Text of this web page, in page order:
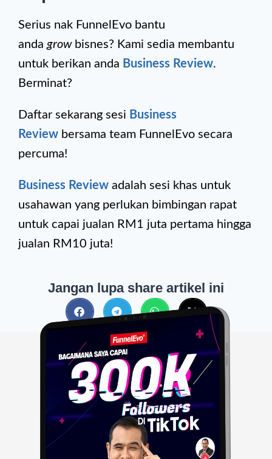
Serius nak FunnelEvo bantu
anda grow bisnes? Kami sedia membantu
untuk berikan anda Business Review.
Berminat?
Daftar sekarang sesi Business
Review bersama team FunnelEvo secara
percuma!
Business Review adalah sesi khas untuk
usahawan yang perlukan bimbingan rapat
untuk capai jualan RM1 juta pertama hingga
jualan RM10 juta!
Jangan lupa share artikel ini